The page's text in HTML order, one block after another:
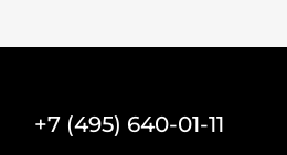
+7 (495) 640-01-11